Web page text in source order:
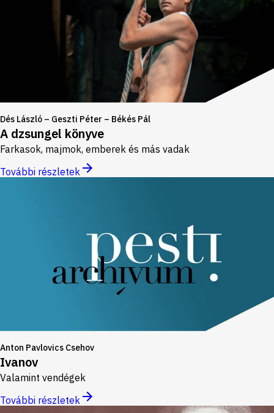
Dés László – Geszti Péter – Békés Pál
A dzsungel könyve
Farkasok, majmok, emberek és más vadak
További részletek
Anton Pavlovics Csehov
Ivanov
Valamint vendégek
További részletek